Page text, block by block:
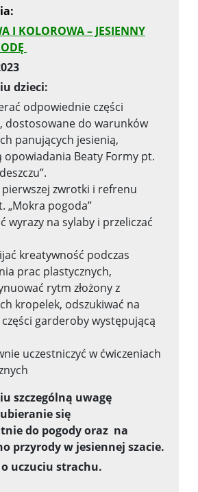
I KOLOROWA – JESIENNY
dzieci:
odpowiednie części
dostosowane do warunków
panujących jesienią,
opowiadania Beaty Formy pt.
pierwszej zwrotki i refrenu
„Mokra pogoda”
wyrazy na sylaby i przeliczać
kreatywność podczas
prac plastycznych,
rytm złożony z
kropelek, odszukiwać na
garderoby występującą
uczestniczyć w ćwiczeniach
szczególną uwagę
się
do pogody oraz na
przyrody w jesiennej szacie.
uczuciu strachu.